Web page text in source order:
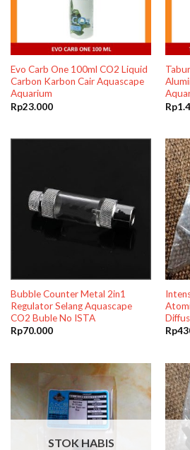
Evo Carb One 100ml CO2 Liquid
Carbon Karbon Cair Aquascape
Aquarium
Rp23.000
Rp
Bubble Counter Metal 2in1
Regulator Selang Aquascape
CO2 Buble No ISTA
Rp70.000
Rp
STOK HABIS